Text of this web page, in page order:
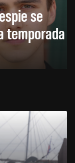
se
temporada